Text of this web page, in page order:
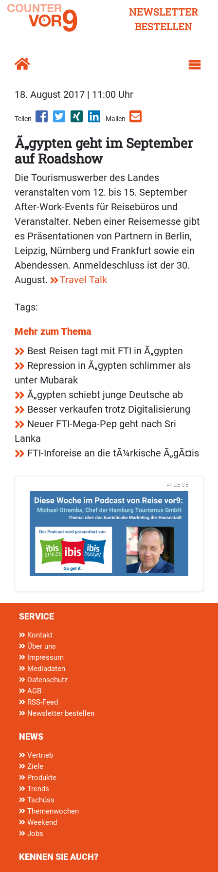
NEWSLETTER
BESTELLEN
18. August 2017 | 11:00 Uhr
Teilen Mailen
Ã„gypten geht im September
auf Roadshow
Die Tourismuswerber des Landes
veranstalten vom 12. bis 15. September
After-Work-Events für Reisebüros und
Veranstalter. Neben einer Reisemesse gibt
es Präsentationen von Partnern in Berlin,
Leipzig, Nürnberg und Frankfurt sowie ein
Abendessen. Anmeldeschluss ist der 30.
August.
Travel Talk
Tags:
Mehr zum Thema
Best Reisen tagt mit FTI in Ã„gypten
Repression in Ã„gypten schlimmer als
unter Mubarak
Ã„gypten schiebt junge Deutsche ab
Besser verkaufen trotz Digitalisierung
Neuer FTI-Mega-Pep geht nach Sri
Lanka
FTI-Inforeise an die tÃ¼rkische Ã„gÃ¤is
ANZEIGE
SERVICE
Kontakt
Über uns
Impressum
Mediadaten
Datenschutz
AGB
RSS-Feed
Newsletter bestellen
NEWS
Vertrieb
Ziele
Produkte
Trends
Tschüss
Themenwochen
Weekend
Jobs
KENNEN SIE AUCH?